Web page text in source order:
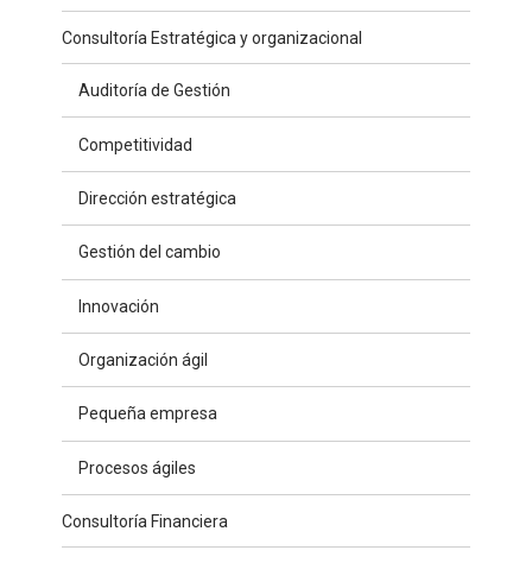
Consultoría Estratégica y organizacional
Auditoría de Gestión
Competitividad
Dirección estratégica
Gestión del cambio
Innovación
Organización ágil
Pequeña empresa
Procesos ágiles
Consultoría Financiera